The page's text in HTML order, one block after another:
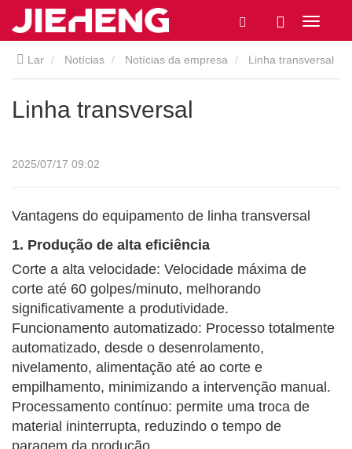
Lar Notícias Notícias da empresa Linha transversal
Linha transversal
2025/07/17 09:02
Vantagens do equipamento de linha transversal
1. Produção de alta eficiência
Corte a alta velocidade: Velocidade máxima de
corte até 60 golpes/minuto, melhorando
significativamente a produtividade.
Funcionamento automatizado: Processo totalmente
automatizado, desde o desenrolamento,
nivelamento, alimentação até ao corte e
empilhamento, minimizando a intervenção manual.
Processamento contínuo: permite uma troca de
material ininterrupta, reduzindo o tempo de